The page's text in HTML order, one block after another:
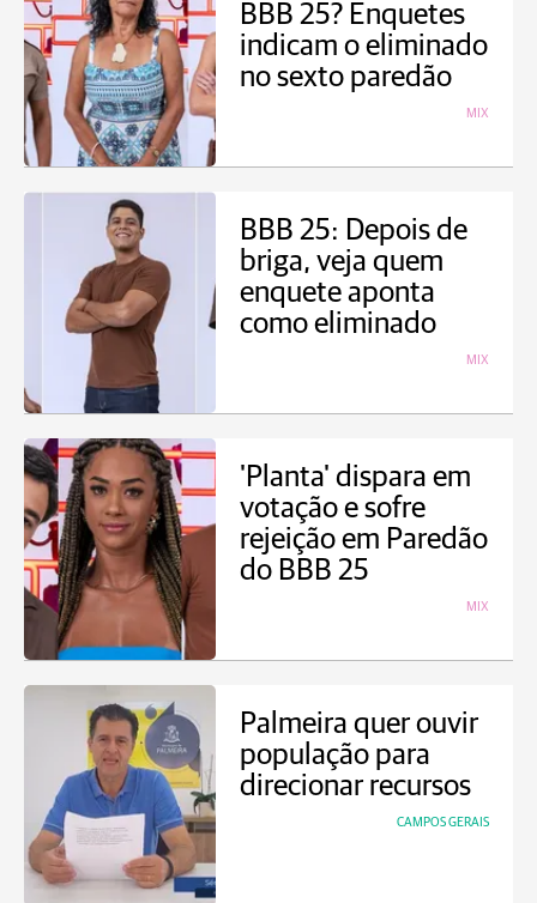
BBB 25? Enquetes
indicam o eliminado
no sexto paredão
MIX
BBB 25: Depois de
briga, veja quem
enquete aponta
como eliminado
MIX
'Planta' dispara em
votação e sofre
rejeição em Paredão
do BBB 25
MIX
Palmeira quer ouvir
população para
direcionar recursos
CAMPOS GERAIS